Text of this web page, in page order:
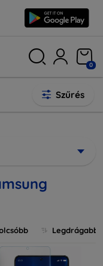
0
Szűrés
Legdrágabb